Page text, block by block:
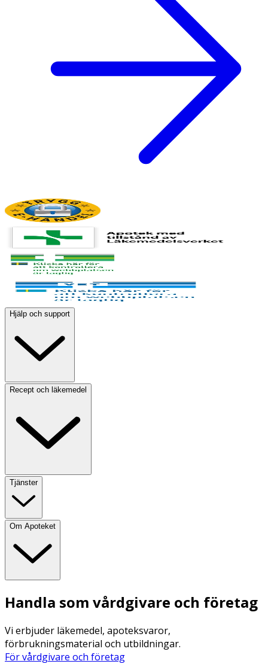
Hjälp och support
Recept och läkemedel
Tjänster
Om Apoteket
Handla som vårdgivare och företag
Vi erbjuder läkemedel, apoteksvaror,
förbrukningsmaterial och utbildningar.
För vårdgivare och företag